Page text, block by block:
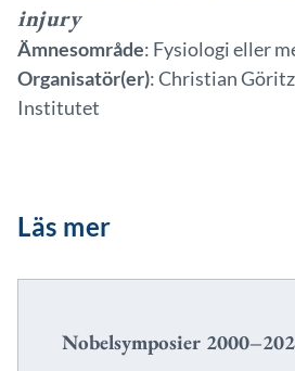
injury
Ämnesområde: Fysiologi eller
Organisatör(er): Christian
Institutet
Läs mer
Nobelsymposier